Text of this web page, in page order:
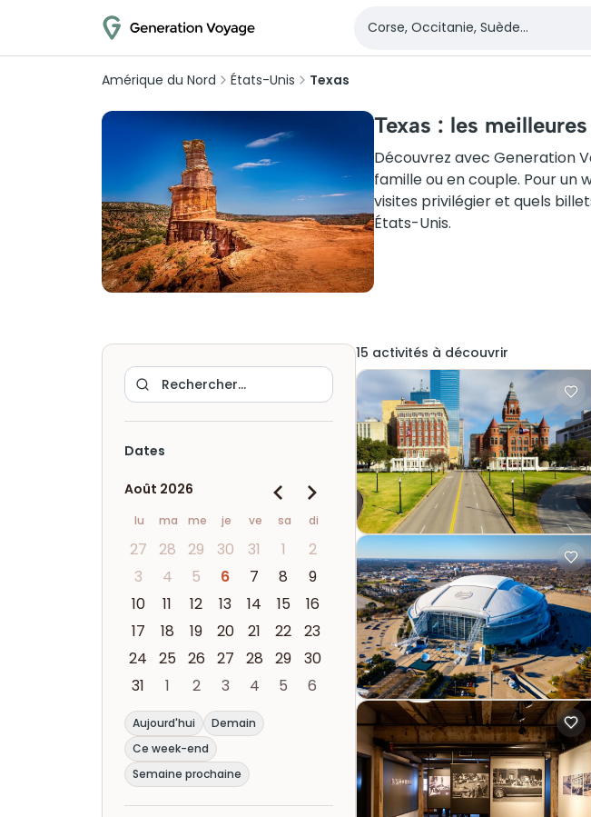
Amérique du Nord États-Unis Texas
Texas : les
Découvrez avec Generation
famille ou en couple. Pour un
visites privilégier et quels
États-Unis.
Dates
Août 2026
lu ma me je ve sa di
27 28 29 30 31 1
2
3
4 5 6 7 8
9
10
11 12 13 14 15
16
17
18 19 20 21 22
23
24
25 26 27 28 29
30
31
1 2 3 4 5 6
Aujourd'hui
Demain
Ce week-end
Semaine prochaine
15 activités à découvrir